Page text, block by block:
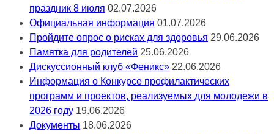
праздник 8 июля 02.07.2026
Официальная информация 01.07.2026
Пройдите опрос о рисках для здоровья 29.06.2026
Памятка для родителей 25.06.2026
Дискуссионный клуб «Феникс» 22.06.2026
Информация о Конкурсе профилактических
программ и проектов, реализуемых для молодежи в
2026 году 19.06.2026
Документы 18.06.2026